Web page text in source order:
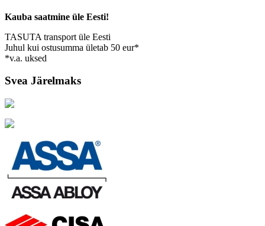
Kauba saatmine üle Eesti!
TASUTA transport üle Eesti
Juhul kui ostusumma ületab 50 eur*
*v.a. uksed
Svea Järelmaks